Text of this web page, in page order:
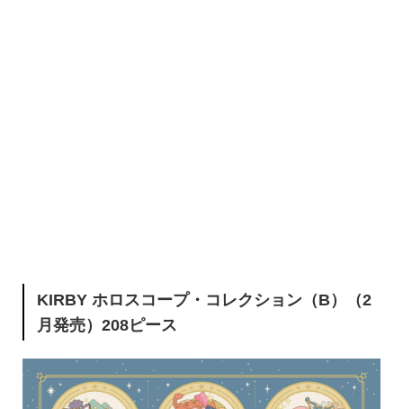
KIRBY ホロスコープ・コレクション（B）（2
月発売）208ピース